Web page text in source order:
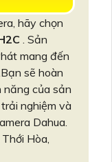
hãy chọn
. Sản
mang đến
sẽ hoàn
năng của sản
nghiệm và
Dahua.
Hòa,